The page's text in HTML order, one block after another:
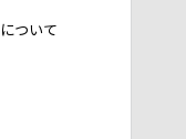
ついて